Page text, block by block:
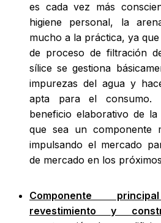
es cada vez más
higiene personal, la
mucho a la práctica, ya
de proceso de filtración
sílice se gestiona
impurezas del agua y
apta para el
beneficio elaborativo de
que sea un componente
impulsando el mercado
de mercado en los
Componente
revestimiento y